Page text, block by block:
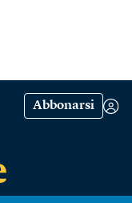
Abbonarsi